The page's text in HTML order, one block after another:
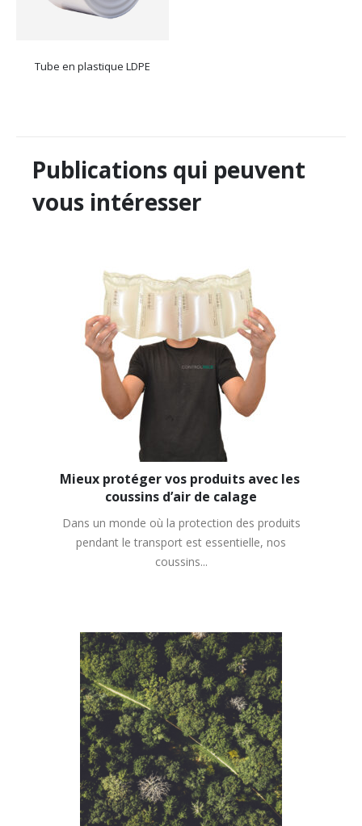
Tube en plastique LDPE
Publications qui peuvent
vous intéresser
Mieux protéger vos produits avec les
coussins d’air de calage
Dans un monde où la protection des produits
pendant le transport est essentielle, nos
coussins...